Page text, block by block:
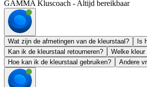
GAMMA Kluscoach - Altijd bereikbaar
Wat zijn de afmetingen van de kleurstaal?
Is
Kan ik de kleurstaal retourneren?
Welke
Hoe kan ik de kleurstaal gebruiken?
Andere